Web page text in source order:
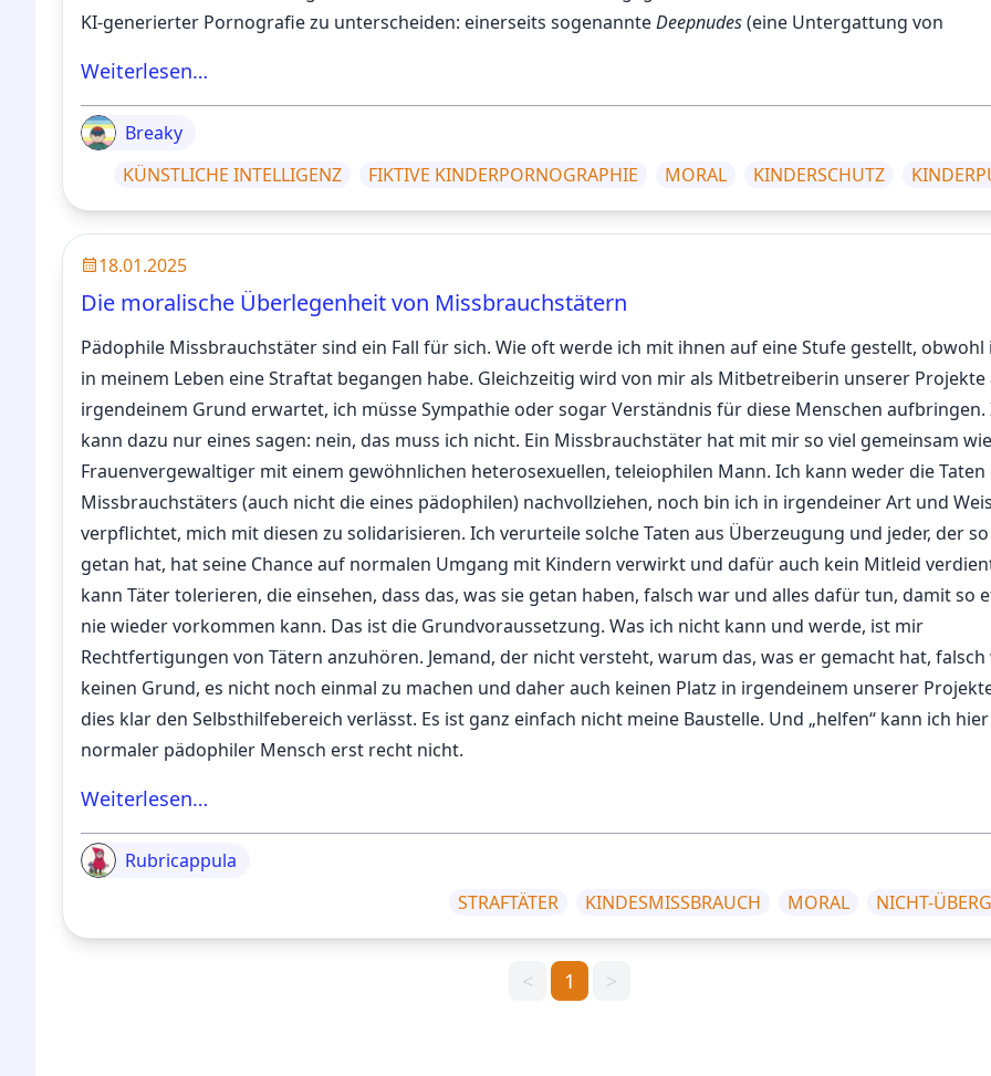
KI-generierter Pornografie zu unterscheiden: einerseits sogenannteDeepnudes(eine Untergattung von
Weiterlesen…
Breaky
KÜNSTLICHE INTELLIGENZ
FIKTIVE KINDERPORNOGRAPHIE MORAL KINDERSCHUTZ
18.01.2025
Die moralische Überlegenheit von Missbrauchstätern
Pädophile Missbrauchstäter sind ein Fall für sich. Wie oft werde ich mit ihnen auf eine Stufe gestellt, obwohl
in meinem Leben eine Straftat begangen habe. Gleichzeitig wird von mir als Mitbetreiberin unserer Projekte
irgendeinem Grund erwartet, ich müsse Sympathie oder sogar Verständnis für diese Menschen aufbringen.
kann dazu nur eines sagen: nein, das muss ich nicht. Ein Missbrauchstäter hat mit mir so viel gemeinsam
Frauenvergewaltiger mit einem gewöhnlichen heterosexuellen, teleiophilen Mann. Ich kann weder die Taten
Missbrauchstäters (auch nicht die eines pädophilen) nachvollziehen, noch bin ich in irgendeiner Art und
verpflichtet, mich mit diesen zu solidarisieren. Ich verurteile solche Taten aus Überzeugung und jeder, der
getan hat, hat seine Chance auf normalen Umgang mit Kindern verwirkt und dafür auch kein Mitleid
kann Täter tolerieren, die einsehen, dass das, was sie getan haben, falsch war und alles dafür tun, damit so
nie wieder vorkommen kann. Das ist die Grundvoraussetzung. Was ich nicht kann und werde, ist mir
Rechtfertigungen von Tätern anzuhören. Jemand, der nicht versteht, warum das, was er gemacht hat, falsch
keinen Grund, es nicht noch einmal zu machen und daher auch keinen Platz in irgendeinem unserer
dies klar den Selbsthilfebereich verlässt. Es ist ganz einfach nicht meine Baustelle. Und „helfen“ kann ich
normaler pädophiler Mensch erst recht nicht.
Weiterlesen…
Rubricappula
STRAFTÄTER
KINDESMISSBRAUCH MORAL NICHT-
< 1 >